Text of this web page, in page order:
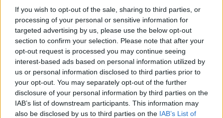
If you wish to opt-out of the sale, sharing to third parties, or
processing of your personal or sensitive information for
targeted advertising by us, please use the below opt-out
section to confirm your selection. Please note that after your
opt-out request is processed you may continue seeing
interest-based ads based on personal information utilized by
us or personal information disclosed to third parties prior to
your opt-out. You may separately opt-out of the further
disclosure of your personal information by third parties on the
IAB’s list of downstream participants. This information may
also be disclosed by us to third parties on the IAB’s List of
LIVORNO —Verso le 7,30 di questa mattina è partito un principio
di incendio causato dal surriscaldamento dei dischi dei freni
posteriori di un rimorchio di un autoarticolato.
L'autotrasportatore si è fermato nei pressi dell'ingresso del casello
autostradale in direzione Genova e ha provveduto a sganciare il
semirimorchio.